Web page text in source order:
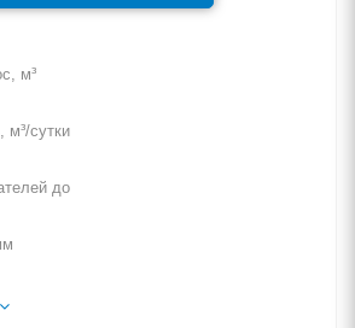
м³
м³/сутки
до